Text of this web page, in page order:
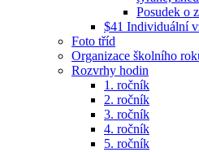
Posudek o
$41 Individuální
Foto tříd
Organizace školního
Rozvrhy hodin
1. ročník
2. ročník
3. ročník
4. ročník
5. ročník